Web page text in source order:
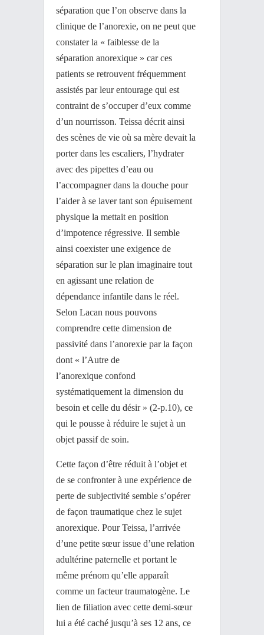
séparation que l’on observe dans la
clinique de l’anorexie, on ne peut que
constater la « faiblesse de la
séparation anorexique » car ces
patients se retrouvent fréquemment
assistés par leur entourage qui est
contraint de s’occuper d’eux comme
d’un nourrisson. Teissa décrit ainsi
des scènes de vie où sa mère devait la
porter dans les escaliers, l’hydrater
avec des pipettes d’eau ou
l’accompagner dans la douche pour
l’aider à se laver tant son épuisement
physique la mettait en position
d’impotence régressive. Il semble
ainsi coexister une exigence de
séparation sur le plan imaginaire tout
en agissant une relation de
dépendance infantile dans le réel.
Selon Lacan nous pouvons
comprendre cette dimension de
passivité dans l’anorexie par la façon
dont « l’Autre de
l’anorexique confond
systématiquement la dimension du
besoin et celle du désir » (2-p.10), ce
qui le pousse à réduire le sujet à un
objet passif de soin.
Cette façon d’être réduit à l’objet et
de se confronter à une expérience de
perte de subjectivité semble s’opérer
de façon traumatique chez le sujet
anorexique. Pour Teissa, l’arrivée
d’une petite sœur issue d’une relation
adultérine paternelle et portant le
même prénom qu’elle apparaît
comme un facteur traumatogène. Le
lien de filiation avec cette demi-sœur
lui a été caché jusqu’à ses 12 ans, ce